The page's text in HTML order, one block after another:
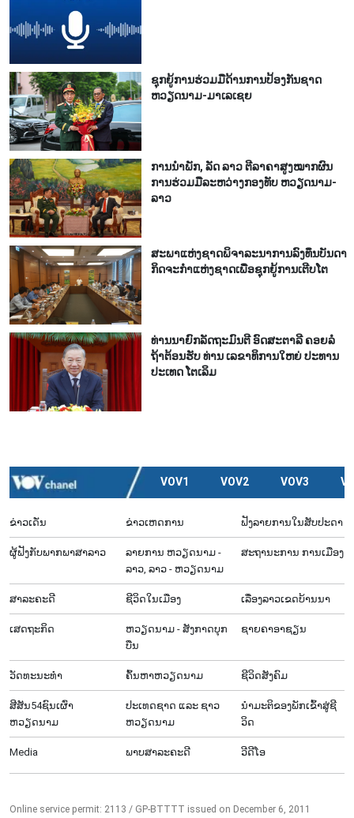
ຊຸກ​ຍູ້​ການ​ຮ່ວມ​ມື​ດ້ານ​ການ​ປ້ອງ​ກັນ​ຊາດ
ຫວຽດ​ນາມ-ມາ​ເລ​ເຊຍ
ການ​ນຳ​ພັກ, ລັດ ລາວ ຕີ​ລາ​ຄາ​ສູງ​ໝາກ​ຜົນ​
ການ​ຮ່ວມ​ມື​ລະ​ຫວ່າງກອງ​ທັບ ຫວຽດ​ນາມ-
ລາວ
ສະ​ພາ​ແຫ່ງ​ຊາດ​ພິ​ຈາ​ລະ​ນາ​​ການລົງ​ທຶນ​ບັນ​ດາ​
ກິດ​ຈະ​ກຳ​ແຫ່ງ​ຊາດ​ເພື່ອ​ຊຸກ​ຍູ້​ການ​ເຕີບ​ໂຕ
ທ່ານ​ນາ​ຍົກ​ລັດ​ຖະ​ມົນ​ຕີ ອົດ​ສະ​ຕາ​ລີ ​ຄອຍລໍ​
ຖ້າ​ຕ້ອນ​ຮັບ ທ່ານ ເລ​ຂາ​ທິ​ການ​ໃຫຍ່ ປະ​ທານ​
ປະ​ເທດ ໂຕ​ເລິມ
VOV1 VOV2 VOV3
ຂ່າວເດັ່ນ ຂ່າວເຫດການ ຟັງລາຍການໃນສັບປະດາ
ຜູ້​ຟັງ​ກັບ​ພາກ​ພາ​ສາ​ລາວ
ລາຍ​ການ ຫວຽດນາມ -
ລາວ, ລາວ - ຫວຽດນາມ
ສະຖານະການ ການເມືອງ
ສາລະຄະດີ ຊີ​ວິດ​ໃນ​ເມືອງ ເລື່ອງ​ລາວ​ເ​ຂດ​ບ້ານ​ນາ
ເສດຖະກິດ
ຫວຽດ​ນາມ - ສັງ​ກາດ​ບຸກ​
ບືນ
ຊາຍຄາອາຊຽນ
ວັດທະນະທໍາ ຄົ້ນຫາຫວຽດນາມ ຊີ​ວິດ​ສັງ​ຄົມ
ສີສັນ54ຊົນເຜົ່າ
ຫວຽດນາມ
ປະເທດຊາດ ແລະ ຊາວ
ຫວຽດນາມ
ນຳ​ມະ​ຕິ​ຂ​ອງ​ພັກ​ເຂົ້າ​ສູ່​ຊີ​
ວິດ
Media ພາບສາລະຄະດີ ວີດີໂອ
Online service permit: 2113 / GP-BTTTT issued on December 6, 2011